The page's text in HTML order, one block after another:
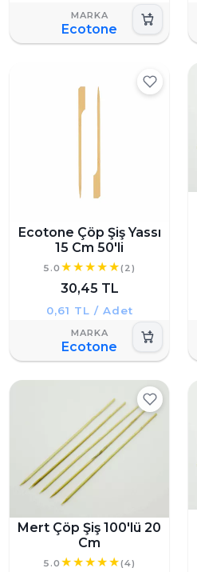
Ecotone
Ecotone Çöp Şiş Yassı
15 Cm 50'li
5.0 (2)
30,45 TL
0,61 TL / Adet
Ecotone
Mert Çöp Şiş 100'lü 20
Cm
5.0 (4)